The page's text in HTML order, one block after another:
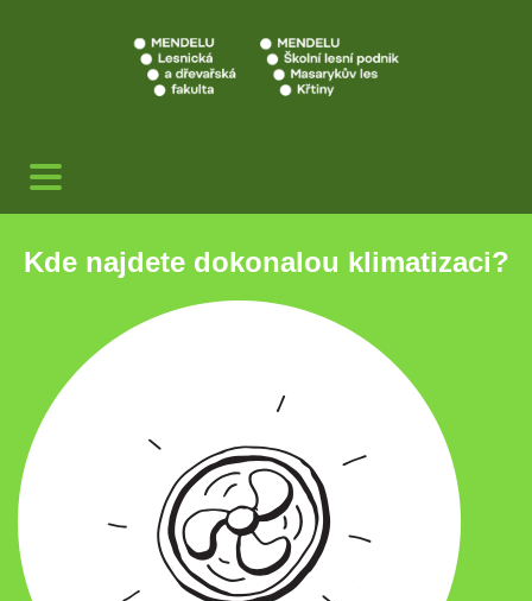
Kde najdete dokonalou klimatizaci?